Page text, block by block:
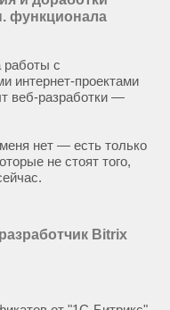
функционала
работы с
интернет-проектами
веб-разработки —
нет — есть только
не стоят того,
Bitrix